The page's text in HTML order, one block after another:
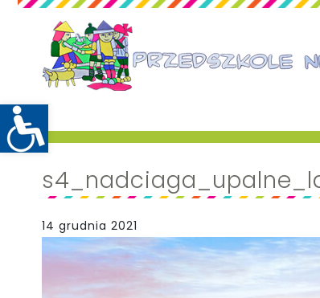
14 grudnia 2021